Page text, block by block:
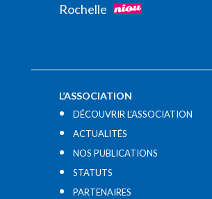
Rochelle
L’ASSOCIATION
DÉCOUVRIR L’ASSOCIATION
ACTUALITÉS
NOS PUBLICATIONS
STATUTS
PARTENAIRES